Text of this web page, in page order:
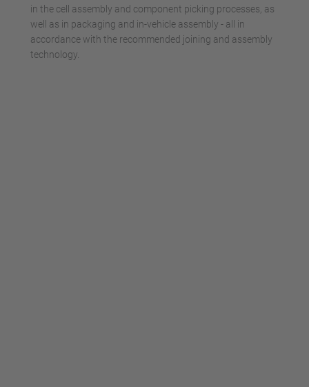
in the cell assembly and component picking processes, as
well as in packaging and in-vehicle assembly - all in
accordance with the recommended joining and assembly
technology.